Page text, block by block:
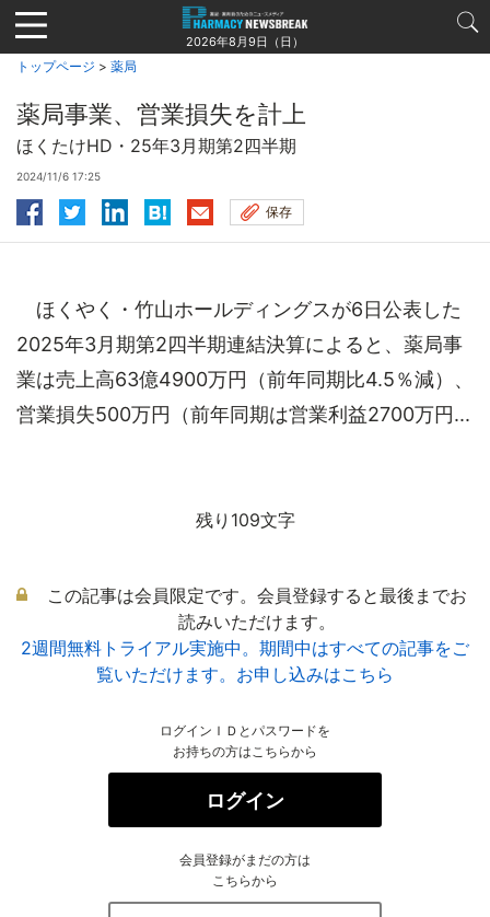
Jump
to
navigation
2026年8月9日（日）
トップページ > 薬局
薬局事業、営業損失を計上
ほくたけHD・25年3月期第2四半期
2024/11/6 17:25
保存
ほくやく・竹山ホールディングスが6日公表した
2025年3月期第2四半期連結決算によると、薬局事
業は売上高63億4900万円（前年同期比4.5％減）、
営業損失500万円（前年同期は営業利益2700万円...
残り109文字
この記事は会員限定です。会員登録すると最後までお
読みいただけます。
2週間無料トライアル実施中。期間中はすべての記事をご
覧いただけます。お申し込みはこちら
ログインＩＤとパスワードを
お持ちの方はこちらから
ログイン
会員登録がまだの方は
こちらから